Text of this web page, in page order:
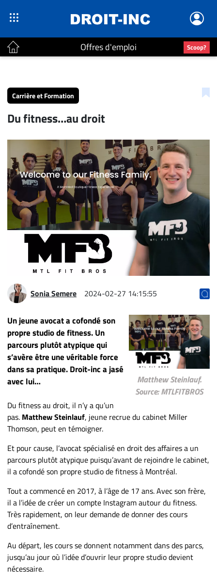
Offres d'emploi Scoop?
Accueil
Continu
Bureaux
Conseillers
Juridiques
Campus
Carrière
Archives
CARRIÈRE
ET
EMPLOIS
AVOCATS
ET
JURISTES
Offres
d'emploi
Formation
Continue
Scoop?
CABINETS
ET
ENTREPRISES
Espace
entreprises
Page
entreprises
Publier
un
emploi
Publicité
Carrière et Formation
Du fitness…au droit
Sonia Semere 2024-02-27 14:15:55
Matthew Steinlauf.
Source: MTLFITBROS
Un jeune avocat a cofondé son
propre studio de fitness. Un
parcours plutôt atypique qui
s’avère être une véritable force
dans sa pratique. Droit-inc a jasé
avec lui…
Du fitness au droit, il n’y a qu’un
pas. Matthew Steinlauf, jeune recrue du cabinet Miller
Thomson, peut en témoigner.
Et pour cause, l’avocat spécialisé en droit des affaires a un
parcours plutôt atypique puisqu’avant de rejoindre le cabinet,
il a cofondé son propre studio de fitness à Montréal.
Tout a commencé en 2017, à l’âge de 17 ans. Avec son frère,
il a l’idée de créer un compte Instagram autour du fitness.
Très rapidement, on leur demande de donner des cours
d’entraînement.
Au départ, les cours se donnent notamment dans des parcs,
jusqu’au jour où l’idée d’ouvrir leur propre studio devient
nécessaire.